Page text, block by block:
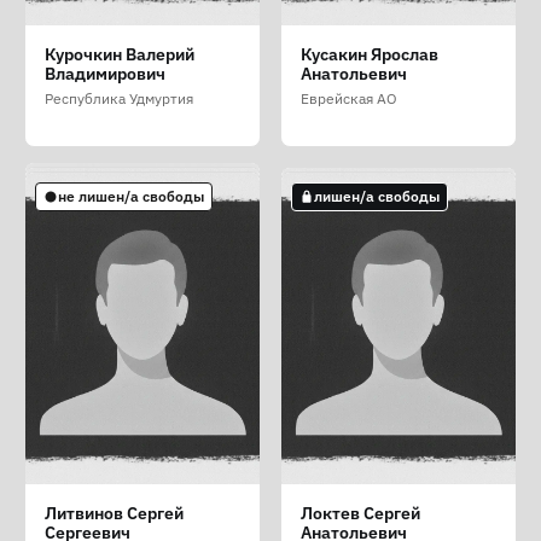
Кожарский Иван
Владимирович
Вологодская область
Коновалов Виктор
Борисович
Иркутская область
Кузнецов Артём
Ярославская область
лишен/а свободы
Кумпан Евгения
Ивановна
Курочкин Валерий
Владимирович
Республика Удмуртия
Кусакин Ярослав
Анатольевич
Еврейская АО
лишен/а свободы
Кушнарёв Дмитрий
Сергеевич
лишен/а свободы
Лёвкин Сергей
Николаевич (Льовкін
не лишен/а свободы
Литвинов Сергей
Сергеевич
лишен/а свободы
Локтев Сергей
Анатольевич